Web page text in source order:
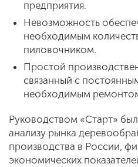
предприятия.
Невозможность
необходимым
пиловочником.
Простой
связанный с
необходимым
Руководством «Старт»
анализу рынка
производства в России,
экономических